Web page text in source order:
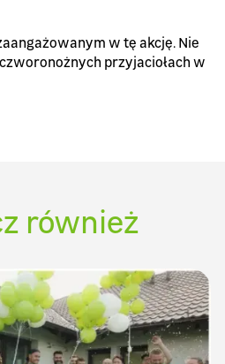
w tę akcję. Nie
przyjaciołach w
również